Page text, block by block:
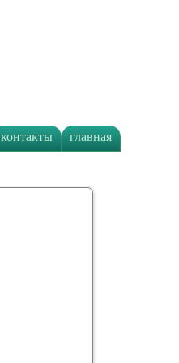
главная
контакты